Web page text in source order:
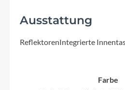
Ausstattung
ReflektorenIntegrierte
Farbe